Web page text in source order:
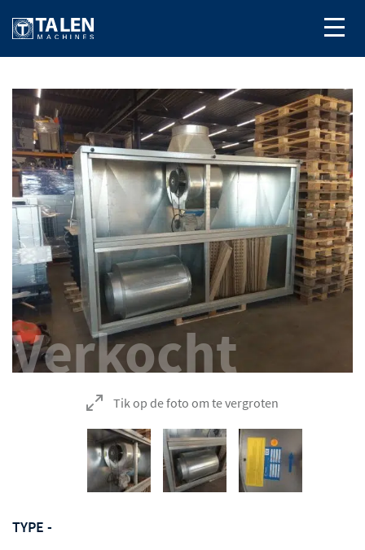
Verkocht
Tik op de foto om te vergroten
TYPE -